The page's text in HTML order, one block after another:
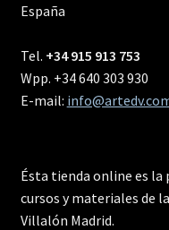
España
Tel. +34 915 913 753
Wpp. +34 640 303 930
E-mail:
Ésta tienda online es
cursos y materiales de
Villalón Madrid.